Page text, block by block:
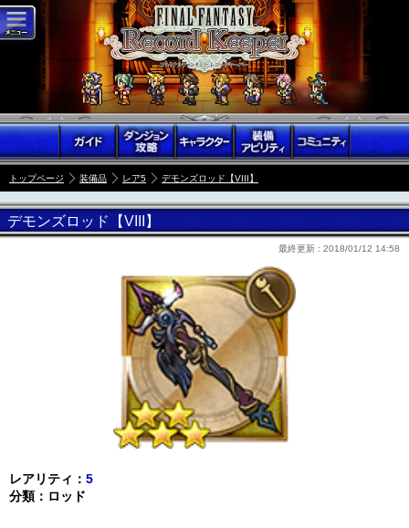
トップページ 装備品 レア5 デモンズロッド【VIII】
デモンズロッド【VIII】
最終更新 : 2018/01/12 14:58
レアリティ： 5
分類：ロッド